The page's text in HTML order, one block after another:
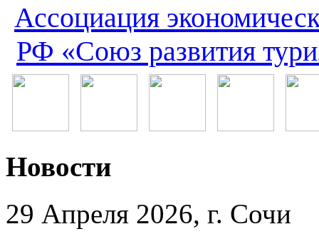
Ассоциация
РФ «Союз развития
Новости
29 Апреля 2026, г. Сочи